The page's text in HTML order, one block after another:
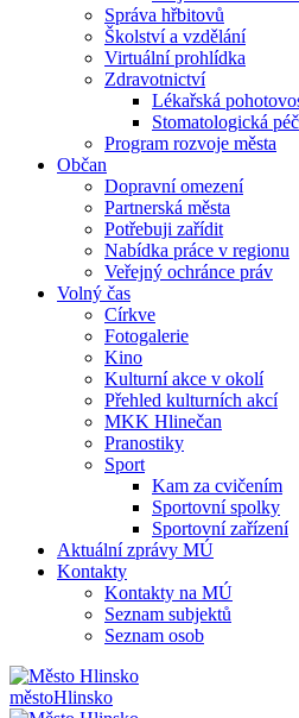
Správa hřbitovů
Školství a vzdělání
Virtuální prohlídka
Zdravotnictví
Lékařská
Stomatologická
Program rozvoje města
Občan
Dopravní omezení
Partnerská města
Potřebuji zařídit
Nabídka práce v regionu
Veřejný ochránce práv
Volný čas
Církve
Fotogalerie
Kino
Kulturní akce v okolí
Přehled kulturních akcí
MKK Hlinečan
Pranostiky
Sport
Kam za cvičením
Sportovní spolky
Sportovní zařízení
Aktuální zprávy MÚ
Kontakty
Kontakty na MÚ
Seznam subjektů
Seznam osob
městoHlinsko